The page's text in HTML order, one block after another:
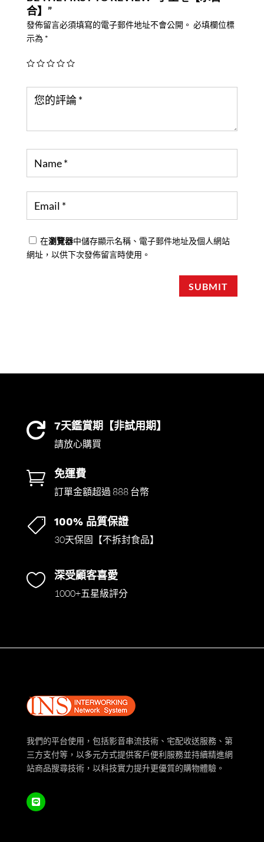
合】”
發佈留言必須填寫的電子郵件地址不會公開。 必填欄位標
示為 *
在瀏覽器中儲存顯示名稱、電子郵件地址及個人網站
網址，以供下次發佈留言時使用。
SUBMIT
 7天鑑賞期【非試用期】
請放心購買
 免運費
訂單金額超過 888 台幣
 100% 品質保證
30天保固【不拆封食品】
 深受顧客喜愛
1000+五星級評分
我們的平台使用，包括影音串流技術、宅配收送服務、第
三方支付等，以多元方式提供客戶便利服務並持續精進網
站商品搜尋技術，以科技實力提升更優質的購物體驗。